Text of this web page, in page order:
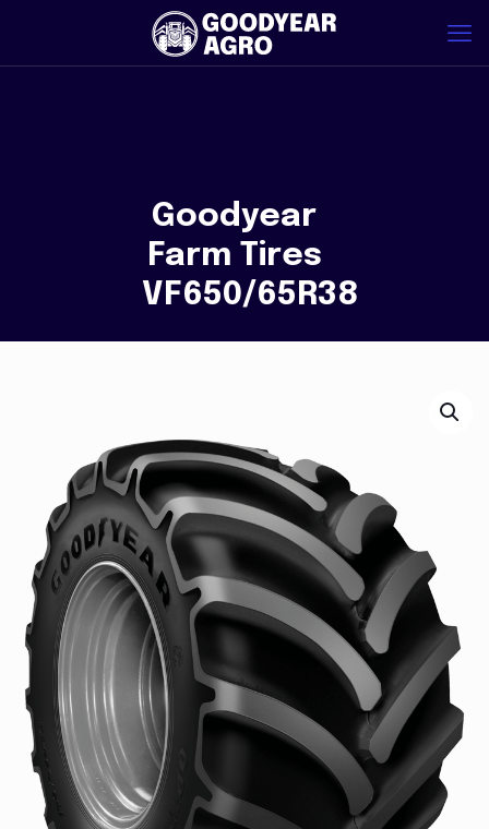
Goodyear
Farm Tires
VF650/65R38